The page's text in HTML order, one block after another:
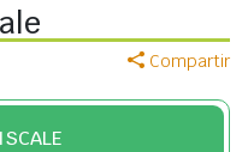
Compartir